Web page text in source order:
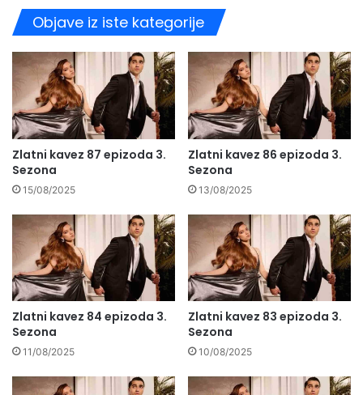
Objave iz iste kategorije
Zlatni kavez 87 epizoda 3.
Sezona
15/08/2025
Zlatni kavez 86 epizoda 3.
Sezona
13/08/2025
Zlatni kavez 84 epizoda 3.
Sezona
11/08/2025
Zlatni kavez 83 epizoda 3.
Sezona
10/08/2025